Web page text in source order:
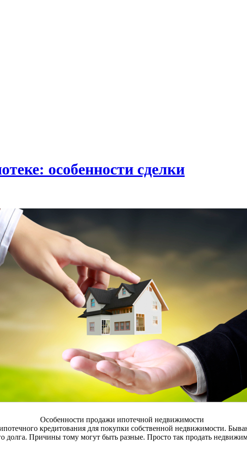
особенности сделки
Особенности продажи ипотечной недвижимости
кредитования для покупки собственной недвижимости.
долга. Причины тому могут быть разные. Просто так продать